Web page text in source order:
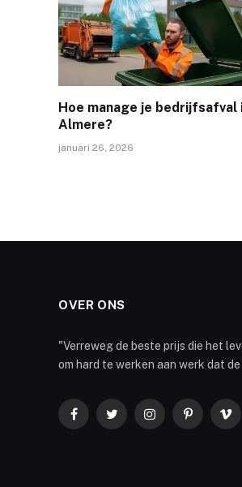
Hoe manage je bedrijfsafval
Almere?
januari 26, 2026
OVER ONS
"Verreweg de beste prijs die het
om hard te werken aan werk dat
FacebookTwitterInstagramPinterest